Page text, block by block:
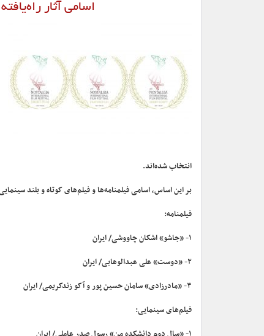
اسامی آثار
انتخاب شده‌اند.
بر این اساس، اسامی فیلمنامه‌ها و فیلم‌های کوتاه و بلند
فیلمنامه:
۱- «جاشو» اشکان چاووشی/ ایران
۲- «دوست» علی عبدالوهابی/ ایران
۳- «مادرزادی» سامان حسین پور و آکو زندکریمی/ ایران
فیلم‌های سینمایی: